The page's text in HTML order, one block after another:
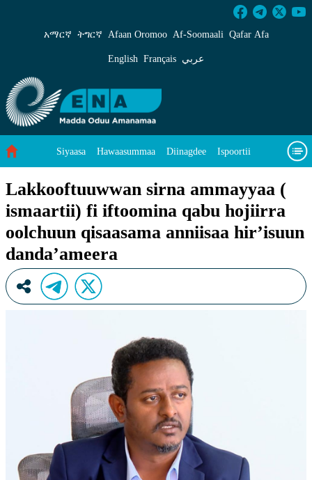
Lakkooftuuwwan sirna ammayyaa ( ismaartii)
አማርኛ ትግርኛ Afaan Oromoo Af‑Soomaali Qafar Afa
English Français عربي
Siyaasa Hawaasummaa Diinagdee Ispoortii
Waa’ee keenya
Lakkooftuuwwan sirna ammayyaa (
ismaartii) fi iftoomina qabu hojiirra
oolchuun qisaasama anniisaa hir’isuun
danda’ameera